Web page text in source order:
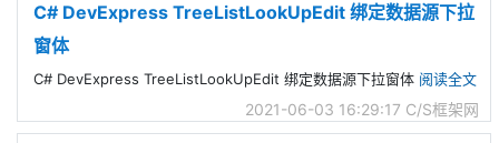
C# DevExpress TreeListLookUpEdit 绑定数据源下拉
窗体
C# DevExpress TreeListLookUpEdit 绑定数据源下拉窗体 阅读全文
2021-06-03 16:29:17 C/S框架网